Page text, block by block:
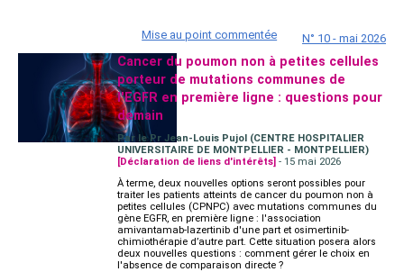
Mise au point commentée N° 10 - mai 2026
Cancer du poumon non à petites cellules
porteur de mutations communes de
l'EGFR en première ligne : questions pour
demain
Par le Pr Jean-Louis Pujol (CENTRE HOSPITALIER
UNIVERSITAIRE DE MONTPELLIER - MONTPELLIER)
[Déclaration de liens d'intérêts]- 15 mai 2026
À terme, deux nouvelles options seront possibles pour
traiter les patients atteints de cancer du poumon non à
petites cellules (CPNPC) avec mutations communes du
gène EGFR, en première ligne : l'association
amivantamab-lazertinib d'une part et osimertinib-
chimiothérapie d’autre part. Cette situation posera alors
deux nouvelles questions : comment gérer le choix en
l'absence de comparaison directe ?